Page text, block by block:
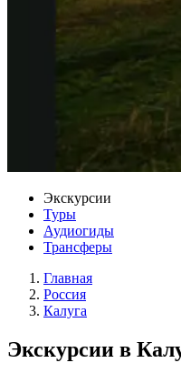
Экскурсии
Туры
Аудиогиды
Трансферы
Главная
Россия
Калуга
Экскурсии в